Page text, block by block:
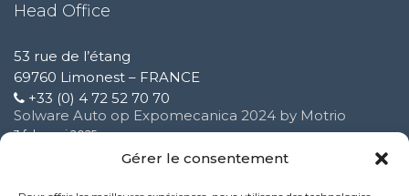
Gérer le consentement
Head Office
53 rue de l’étang
69760 Limonest – FRANCE
+33 (0) 4 72 52 70 70
Solware Auto op Expomecanica 2024 by Motrio
3 februari 2025